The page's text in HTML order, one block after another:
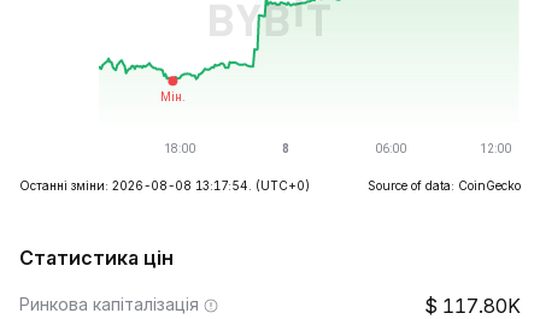
Останні зміни: 2026-08-08 13:17:54. (UTC+0) Source of data: CoinGecko
Статистика цін
Ринкова капіталізація 117.80K